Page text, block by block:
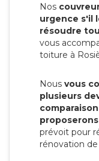
Nos
urgence s'il
résoudre
vous
toiture à
Nous vous
plusieurs
proposerons
prévoit pour
rénovation